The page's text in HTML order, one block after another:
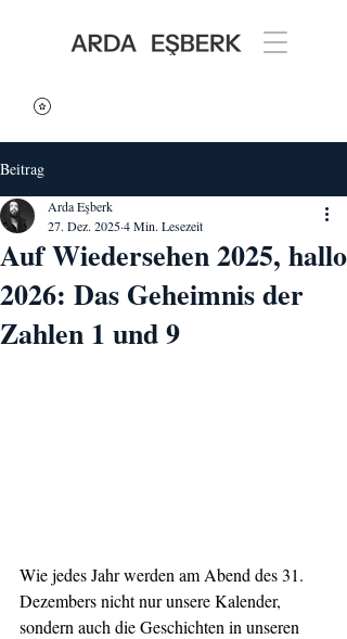
Beitrag
Auf Wiedersehen 2025, hallo
2026: Das Geheimnis der
Zahlen 1 und 9
Arda Eşberk
27. Dez. 20254 Min. Lesezeit
Wie jedes Jahr werden am Abend des 31.
Dezembers nicht nur unsere Kalender,
sondern auch die Geschichten in unseren